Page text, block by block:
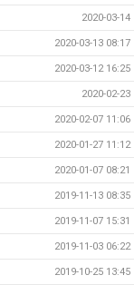
2020-03-14
2020-03-13 08:17
2020-03-12 16:25
2020-02-23
2020-02-07 11:06
2020-01-27 11:12
2020-01-07 08:21
2019-11-13 08:35
2019-11-07 15:31
2019-11-03 06:22
2019-10-25 13:45